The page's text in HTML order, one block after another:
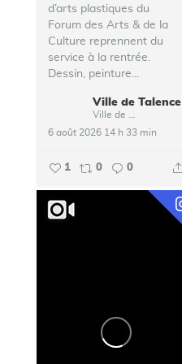
d’arts plastiques du
Forum des Arts & de la
Culture reprennent du
service à la rentrée.
Dessin, peinture...
Ville de Talence
Ville de Talence
6 août 2026 14 h 33 min
1 0 0